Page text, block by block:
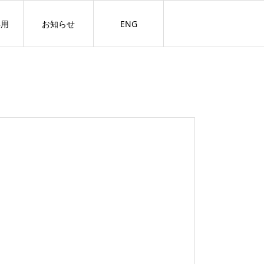
お知らせ ENG